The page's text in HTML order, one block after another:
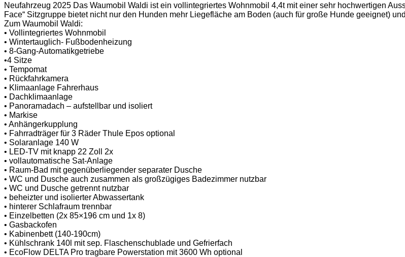
Neufahrzeug 2025 Das Waumobil Waldi ist ein vollintegriertes Wohnmobil 4,4t mit einer sehr hochwertigen
Face“ Sitzgruppe bietet nicht nur den Hunden mehr Liegefläche am Boden (auch für große Hunde geeignet)
Zum Waumobil Waldi:
• Vollintegriertes Wohnmobil
• Wintertauglich- Fußbodenheizung
• 8-Gang-Automatikgetriebe
•4 Sitze
• Tempomat
• Rückfahrkamera
• Klimaanlage Fahrerhaus
• Dachklimaanlage
• Panoramadach – aufstellbar und isoliert
• Markise
• Anhängerkupplung
• Fahrradträger für 3 Räder Thule Epos optional
• Solaranlage 140 W
• LED-TV mit knapp 22 Zoll 2x
• vollautomatische Sat-Anlage
• Raum-Bad mit gegenüberliegender separater Dusche
• WC und Dusche auch zusammen als großzügiges Badezimmer nutzbar
• WC und Dusche getrennt nutzbar
• beheizter und isolierter Abwassertank
• hinterer Schlafraum trennbar
• Einzelbetten (2x 85×196 cm und 1x 8)
• Gasbackofen
• Kabinenbett (140-190cm)
• Kühlschrank 140l mit sep. Flaschenschublade und Gefrierfach
• EcoFlow DELTA Pro tragbare Powerstation mit 3600 Wh optional